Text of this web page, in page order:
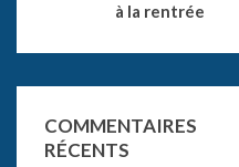
à la rentrée
COMMENTAIRES
RÉCENTS